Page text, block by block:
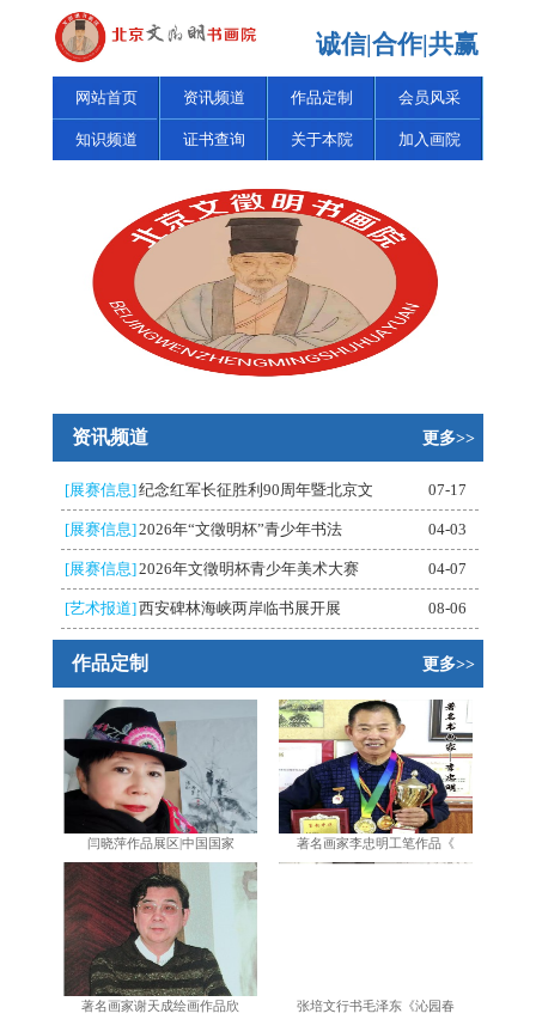
诚信|合作|共赢
网站首页 资讯频道 作品定制 会员风采
知识频道 证书查询 关于本院 加入画院
资讯频道 更多>>
[展赛信息]纪念红军长征胜利90周年暨北京文 07-17
[展赛信息]2026年“文徵明杯”青少年书法 04-03
[展赛信息]2026年文徵明杯青少年美术大赛 04-07
[艺术报道]西安碑林海峡两岸临书展开展 08-06
作品定制 更多>>
闫晓萍作品展区|中国国家 著名画家李忠明工笔作品《
著名画家谢天成绘画作品欣 张培文行书毛泽东《沁园春